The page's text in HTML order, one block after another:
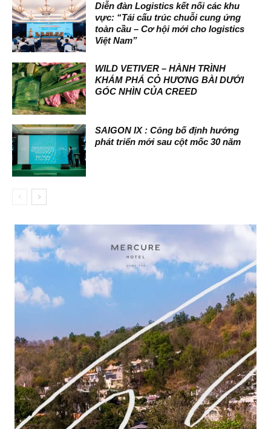
Diễn đàn Logistics kết nối các khu
vực: “Tái cấu trúc chuỗi cung ứng
toàn cầu – Cơ hội mới cho logistics
Việt Nam”
WILD VETIVER – HÀNH TRÌNH
KHÁM PHÁ CỎ HƯƠNG BÀI DƯỚI
GÓC NHÌN CỦA CREED
SAIGON IX : Công bố định hướng
phát triển mới sau cột mốc 30 năm